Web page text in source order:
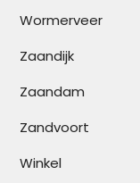
Wormerveer
Zaandijk
Zaandam
Zandvoort
Winkel